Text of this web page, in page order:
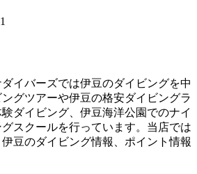
イバーズでは伊豆のダイビングを中
グツアーや伊豆の格安ダイビングラ
ダイビング、伊豆海洋公園でのナイ
グスクールを行っています。当店では
豆のダイビング情報、ポイント情報